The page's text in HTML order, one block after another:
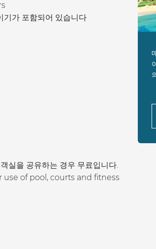
기가 포함되어 있습니다
실을 공유하는 경우 무료입니다.
of pool, courts and fitness